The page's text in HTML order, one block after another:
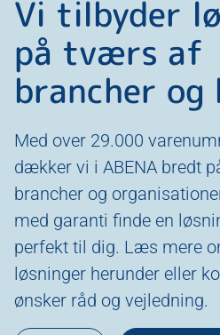
Vi tilbyder
på tværs af
brancher og
Med over 29.000
dækker vi i ABENA bredt
brancher og
med garanti finde en
perfekt til dig. Læs mere
løsninger herunder eller
ønsker råd og vejledning.